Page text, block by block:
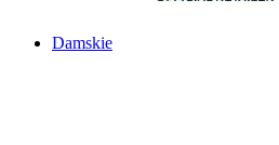
Damskie